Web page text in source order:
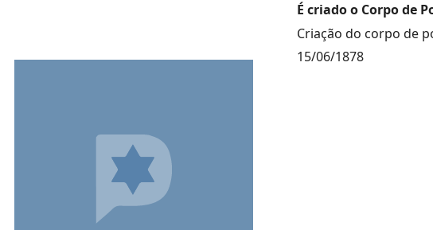
É criado o Corpo de
Criação do corpo de
15/06/1878